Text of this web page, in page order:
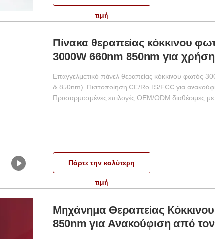
τιμή
Πίνακα θεραπείας κόκκινου
3000W 660nm 850nm για
Επαγγελματικό πάνελ θεραπείας κόκκινου φωτός
& 850nm). Πιστοποίηση CE/RoHS/FCC για
Προσαρμοσμένες επιλογές OEM/ODM διαθέσιμες με
Πάρτε την καλύτερη
τιμή
Μηχάνημα Θεραπείας
850nm για Ανακούφιση από